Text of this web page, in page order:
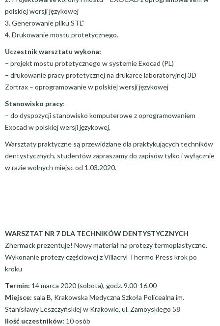
polskiej wersji językowej
3. Generowanie pliku STL”
4. Drukowanie mostu protetycznego.
Uczestnik warsztatu wykona:
– projekt mostu protetycznego w systemie Exocad (PL)
– drukowanie pracy protetycznej na drukarce laboratoryjnej 3D
Zortrax – oprogramowanie w polskiej wersji językowej
Stanowisko pracy:
– do dyspozycji stanowisko komputerowe z oprogramowaniem
Exocad w polskiej wersji językowej.
Warsztaty praktyczne są przewidziane dla praktykujących techników
dentystycznych, studentów zapraszamy do zapisów tylko i wyłącznie
w razie wolnych miejsc od 1.03.2020.
WARSZTAT NR 7 DLA TECHNIKÓW DENTYSTYCZNYCH
Zhermack prezentuje! Nowy materiał na protezy termoplastyczne.
Wykonanie protezy częściowej z Villacryl Thermo Press krok po
kroku
Termin: 14 marca 2020 (sobota), godz. 9.00-16.00
Miejsce: sala B, Krakowska Medyczna Szkoła Policealna im.
Stanisławy Leszczyńskiej w Krakowie, ul. Zamoyskiego 58
Ilość uczestników: 10 osób